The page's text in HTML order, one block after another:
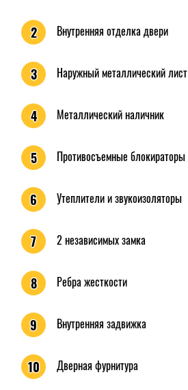
2 Внутренняя отделка двери
3 Наружный металлический лист
4 Металлический наличник
5 Противосъемные блокираторы
6 Утеплители и звукоизоляторы
7 2 независимых замка
8 Ребра жесткости
9 Внутренняя задвижка
10 Дверная фурнитура